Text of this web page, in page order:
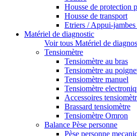
Housse de protection
Housse de transport
Etriers / Appui-jambes
Matériel de diagnostic
Voir tous Matériel de
Tensiomètre
Tensiomètre au bras
Tensiomètre au
Tensiomètre manuel
Tensiomètre
Accessoires
Brassard tensiomètre
Tensiomètre Omron
Balance Pèse personne
Pèse personne